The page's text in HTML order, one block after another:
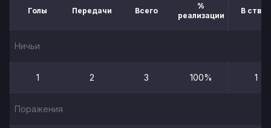
Голы Передачи Всего
%
реализации
В створ
Ничьи
1 2 3 100% 1
Поражения